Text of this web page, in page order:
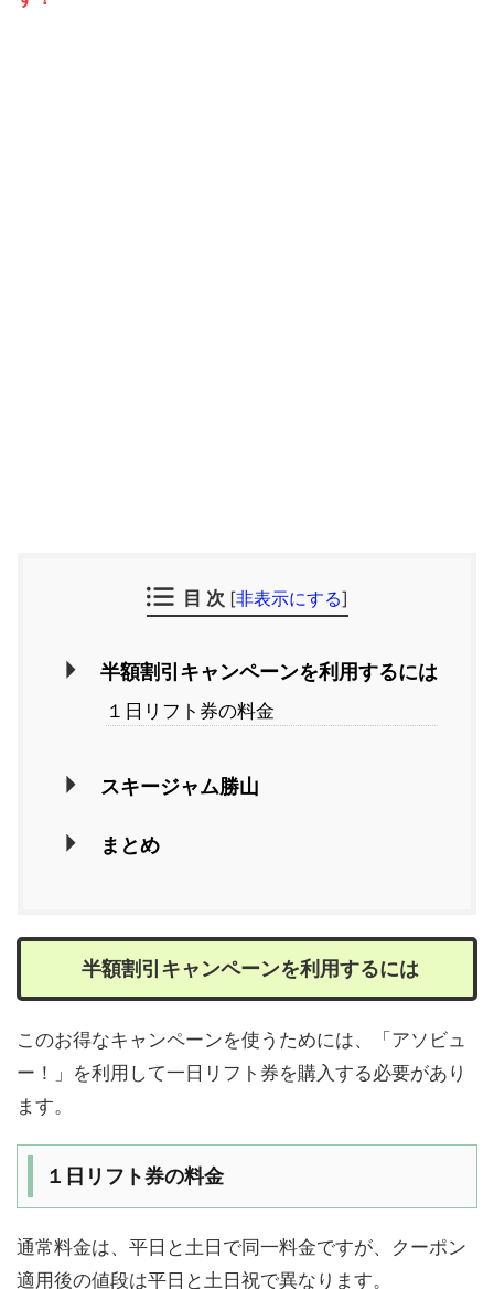
目 次 [非表示にする]
半額割引キャンペーンを利用するには
１日リフト券の料金
スキージャム勝山
まとめ
半額割引キャンペーンを利用するには
このお得なキャンペーンを使うためには、「アソビュ
ー！」を利用して一日リフト券を購入する必要があり
ます。
１日リフト券の料金
通常料金は、平日と土日で同一料金ですが、クーポン
適用後の値段は平日と土日祝で異なります。